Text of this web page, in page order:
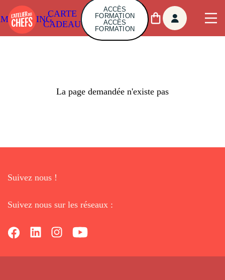
CARTE
CADEAU
ACCÈS
FORMATION
ACCÈS
FORMATION
La page demandée n'existe pas
Suivez nous !
Suivez nous sur les réseaux :